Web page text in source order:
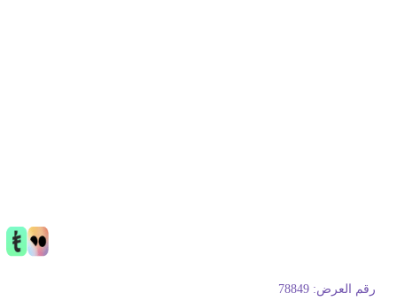
العرض: 78849